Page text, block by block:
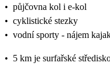
• půjčovna kol i e-kol
• cyklistické stezky
• vodní sporty - nájem
• 5 km je surfařské